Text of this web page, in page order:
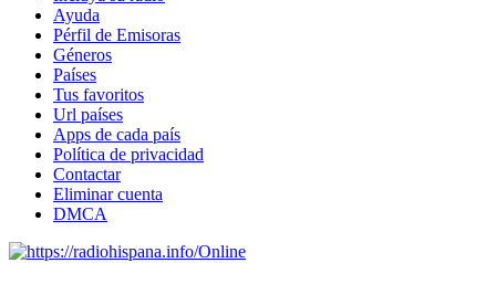
Ayuda
Pérfil de Emisoras
Géneros
Países
Tus favoritos
Url países
Apps de cada país
Política de privacidad
Contactar
Eliminar cuenta
DMCA
Online